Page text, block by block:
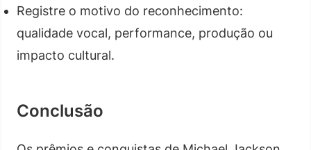
Registre o motivo do reconhecimento:
qualidade vocal, performance, produção ou
impacto cultural.
Conclusão